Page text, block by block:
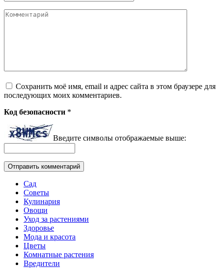
Комментарий
Сохранить моё имя, email и адрес сайта в этом браузере для
последующих моих комментариев.
Код безопасности *
Введите символы отображаемые выше:
Сад
Советы
Кулинария
Овощи
Уход за растениями
Здоровье
Мода и красота
Цветы
Комнатные растения
Вредители